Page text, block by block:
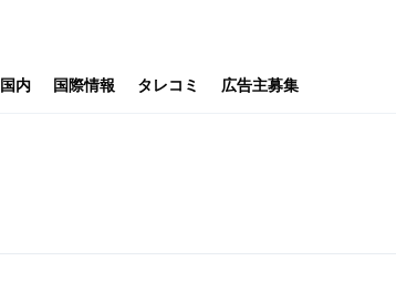
国内 国際情報 タレコミ 広告主募集